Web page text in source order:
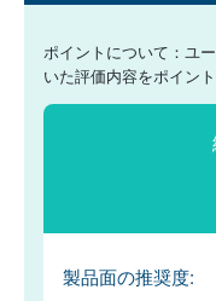
ポイントについて：ユ
いた評価内容をポイン
製品面の推奨度: